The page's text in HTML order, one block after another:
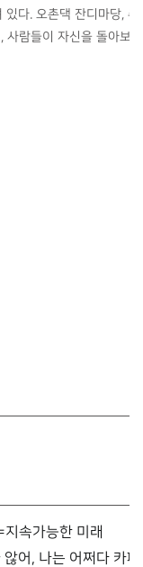
있다. 오촌댁 잔디마당,
람들이 자신을 돌아보
지속가능한 미래
않어, 나는 어쩌다 카